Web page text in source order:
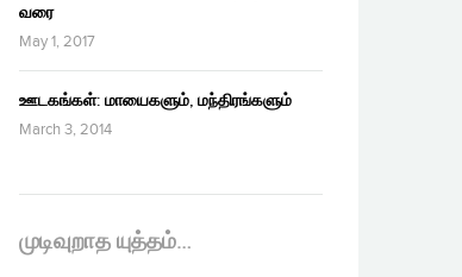
வரை
May 1, 2017
ஊடகங்கள்: மாயைகளும், மந்திரங்களும்
March 3, 2014
முடிவுறாத யுத்தம்…